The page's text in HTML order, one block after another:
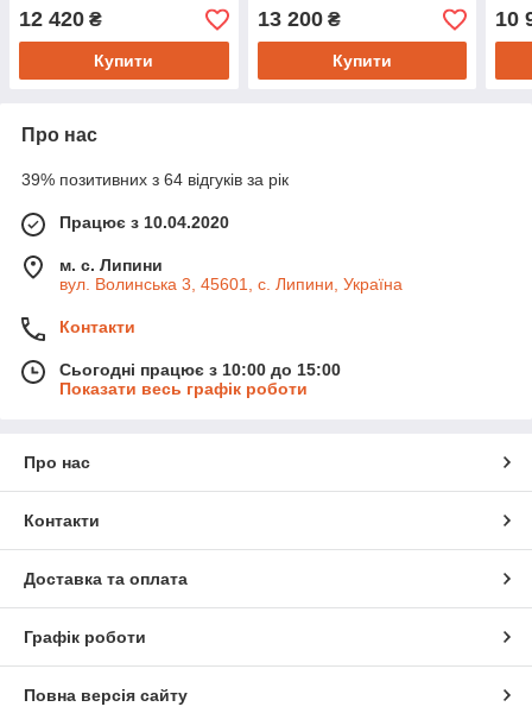
12 420 ₴
Купити
13 200₴
Купити
10
Про нас
39% позитивних з 64 відгуків за рік
Працює з 10.04.2020
м. с. Липини
вул. Волинська 3, 45601, с. Липини, Україна
Контакти
Сьогодні працює з 10:00 до 15:00
Показати весь графік роботи
Про нас
Контакти
Доставка та оплата
Графік роботи
Повна версія сайту